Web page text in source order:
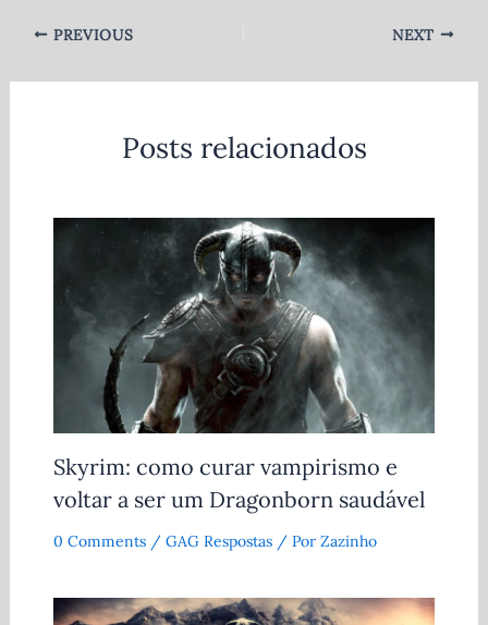
PREVIOUS NEXT
Posts relacionados
Skyrim: como curar vampirismo e
voltar a ser um Dragonborn saudável
0 Comments / GAG Respostas/ Por Zazinho